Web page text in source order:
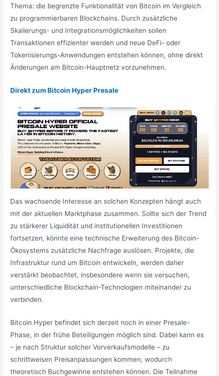
Thema: die begrenzte Funktionalität von Bitcoin im Vergleich
zu programmierbaren Blockchains. Durch zusätzliche
Skalierungs- und Integrationsmöglichkeiten sollen
Transaktionen effizienter werden und neue DeFi- oder
Tokenisierungs-Anwendungen entstehen können, ohne direkt
Änderungen am Bitcoin-Hauptnetz vorzunehmen.
Direkt zum Bitcoin Hyper Presale
Das wachsende Interesse an solchen Konzepten hängt auch
mit der aktuellen Marktphase zusammen. Sollte sich der Trend
zu stärkerer Liquidität und institutionellen Investitionen
fortsetzen, könnte eine technische Erweiterung des Bitcoin-
Ökosystems zusätzliche Nachfrage auslösen. Projekte, die
Infrastruktur rund um Bitcoin entwickeln, werden daher
verstärkt beobachtet, insbesondere wenn sie versuchen,
unterschiedliche Blockchain-Technologien miteinander zu
verbinden.
Bitcoin Hyper befindet sich derzeit noch in einer Presale-
Phase, in der frühe Beteiligungen möglich sind. Dabei kann es
– je nach Struktur solcher Vorverkaufsmodelle – zu
schrittweisen Preisanpassungen kommen, wodurch
theoretisch Buchgewinne entstehen können. Die Teilnahme